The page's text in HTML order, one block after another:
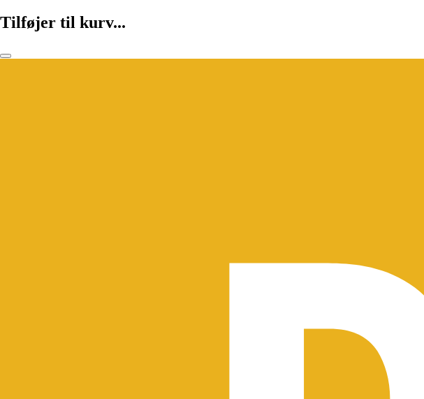
Tilføjer til kurv...